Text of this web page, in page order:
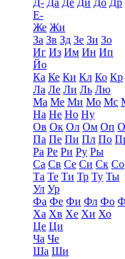
Д- Да Де Ди До Др
Е-
Же Жи
За Зв Зд Зе Зи Зо
Иг Из Им Ин Ип
Йо
Ка Ке Ки Кл Ко Кр
Ла Ле Ли Ль Лю
Ма Ме Ми Мо Мс
На Не Но Ну
Ов Ок Ол Ом Оп
Па Пе Пи Пл По
Ра Ре Ри Ру Ры
Са Св Се Си Ск Со
Та Те Ти Тр Ту Ты
Ул Ур
Фа Фе Фи Фл Фо
Ха Хв Хе Хи Хо
Це Ци
Ча Че
Ша Ши